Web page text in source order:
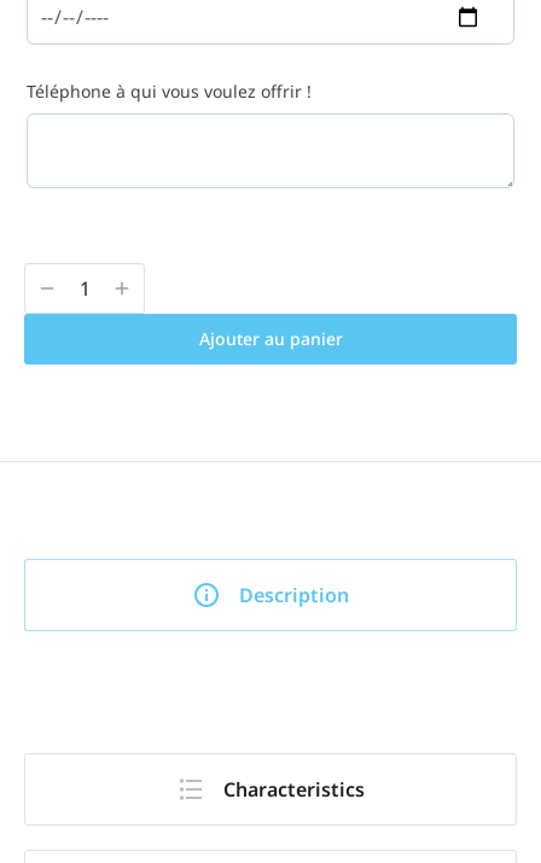
Téléphone à qui vous voulez offrir !
Ajouter au panier
Description
Characteristics